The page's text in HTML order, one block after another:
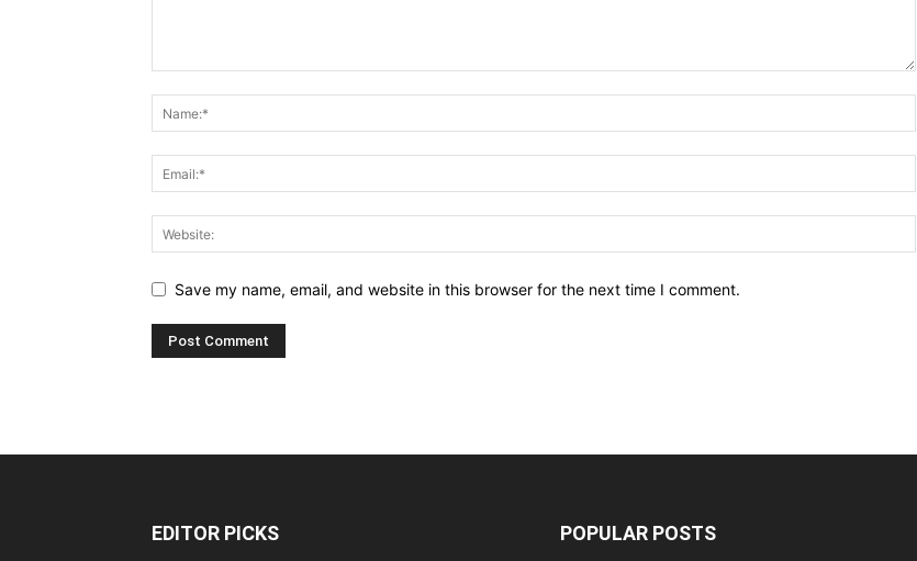
Save my name, email, and website in this browser for the next time I comment.
EDITOR PICKS POPULAR POSTS